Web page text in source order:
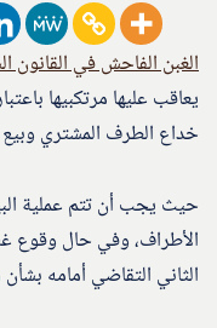
الغبن الفاحش في القانون
يعاقب عليها مرتكبيها
خداع الطرف المشتري
حيث يجب أن تتم عملية
الأطراف، وفي حال وقوع
الثاني التقاضي أمامه